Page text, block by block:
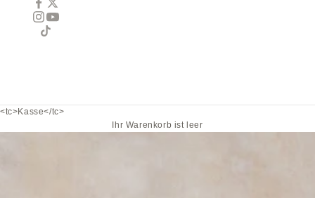
<tc>Kasse</tc>
Ihr Warenkorb ist leer